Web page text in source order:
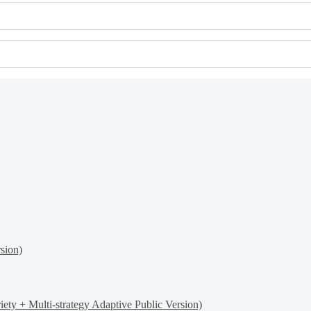
+ Multi-strategy Adaptive Public Version)